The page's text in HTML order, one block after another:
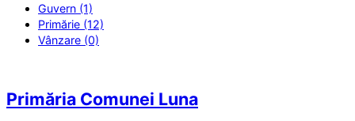
Guvern (1)
Primărie (12)
Vânzare (0)
Primăria Comunei Luna